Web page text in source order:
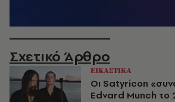
Σχετικό Άρθρο
ΕΙΚΑΣΤΙΚΑ
Οι Satyricon
Edvard Munch το